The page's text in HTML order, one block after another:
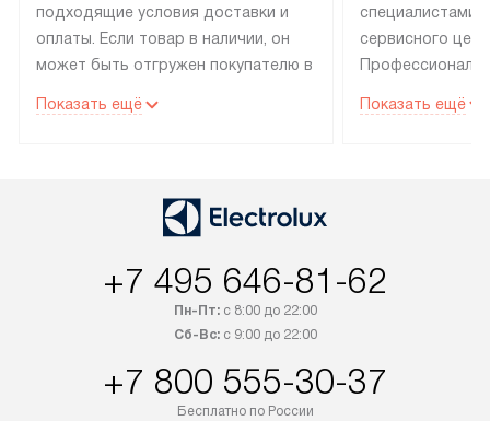
подходящие условия доставки и
оплаты. Если товар в наличии, он
может быть отгружен покупателю в
специальным лейблом
оплачивается дополнительно.
Возможна доставка товаров по
Показать ещё
специалистами
сервисного
эксплуатации
Показать ещё
+7 495 646-81-62
Пн-Пт:с 8:00 до 22:00
Сб-Вс:с 9:00 до 22:00
+7 800 555-30-37
Бесплатно по России